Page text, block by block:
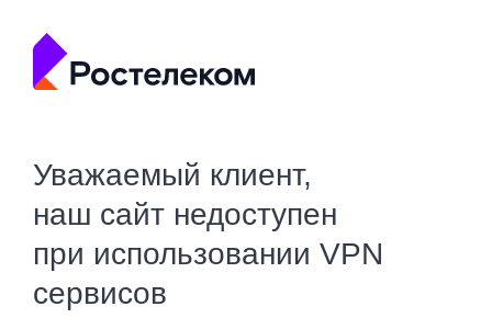
Уважаемый клиент,
наш сайт недоступен
при использовании VPN
сервисов